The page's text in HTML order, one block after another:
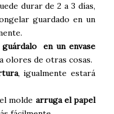
durar de 2 a 3 días,
guardado en un
guárdalo en un envase
olores de otras cosas.
, igualmente estará
molde arruga el papel